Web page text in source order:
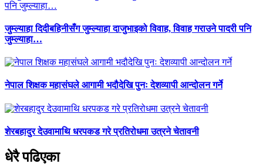
जुम्ल्याहा दिदीबहिनीसँग जुम्ल्याहा दाजुभाइको विवाह, विवाह गराउने पादरी पनि
जुम्ल्याहा…
नेपाल शिक्षक महासंघले आगामी भदौदेखि पुनः देशव्यापी आन्दोलन गर्ने
शेरबहादुर देउवामाथि धरपकड गरे प्रतिरोधमा उत्रने चेतावनी
धेरै पढिएका